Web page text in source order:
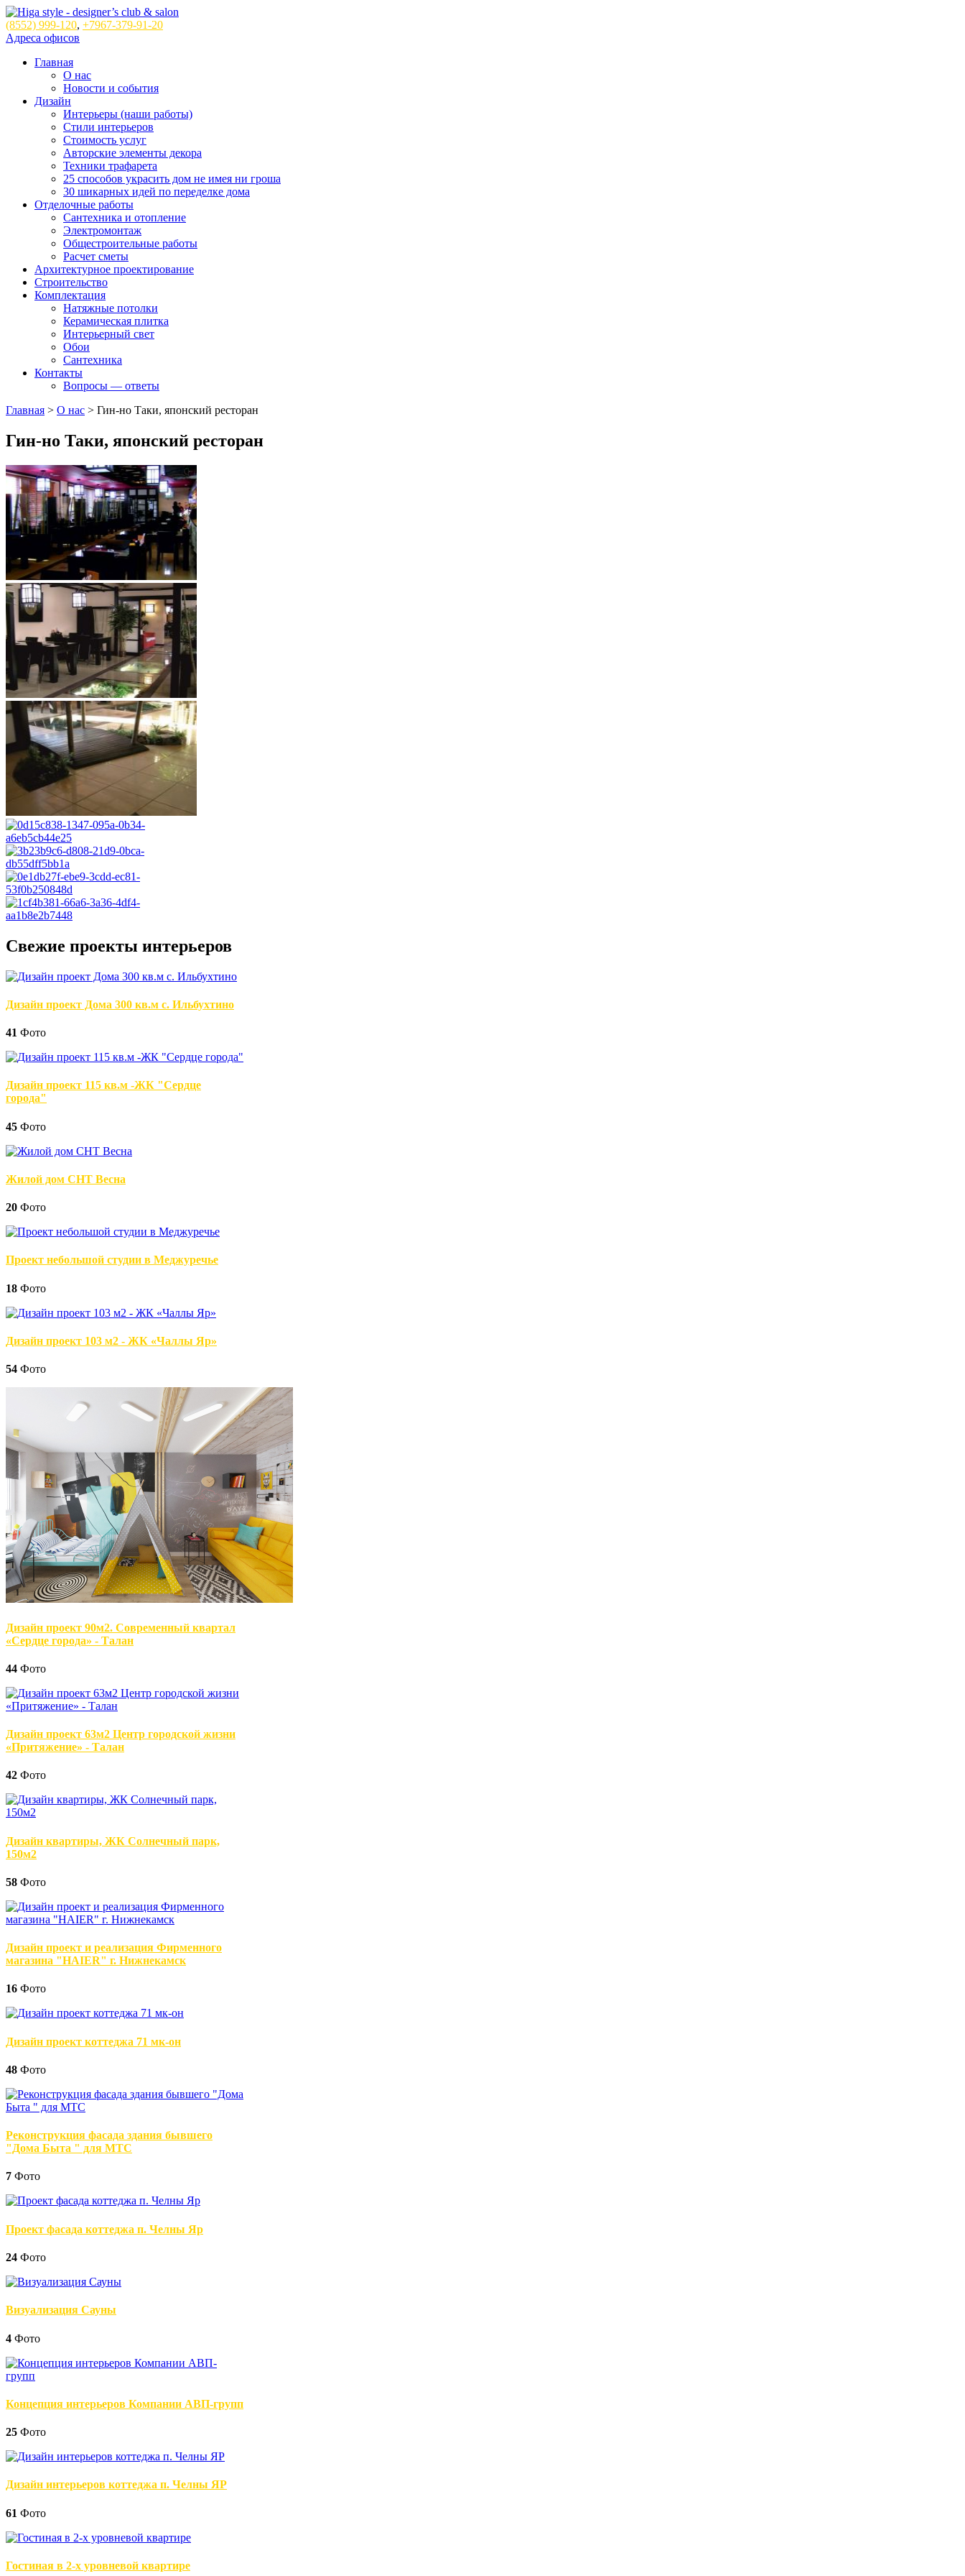
(8552) 999-120, +7967-379-91-20
Адреса офисов
Главная
О нас
Новости и события
Дизайн
Интерьеры (наши работы)
Стили интерьеров
Стоимость услуг
Авторские элементы декора
Техники трафарета
25 способов украсить дом не имея ни гроша
30 шикарных идей по переделке дома
Отделочные работы
Сантехника и отопление
Электромонтаж
Общестроительные работы
Расчет сметы
Архитектурное проектирование
Строительство
Комплектация
Натяжные потолки
Керамическая плитка
Интерьерный свет
Обои
Сантехника
Контакты
Вопросы — ответы
Главная > О нас > Гин-но Таки, японский ресторан
Гин-но Таки, японский ресторан
Свежие проекты интерьеров
Дизайн проект Дома 300 кв.м с. Ильбухтино
41 Фото
Дизайн проект 115 кв.м -ЖК "Сердце
города"
45 Фото
Жилой дом СНТ Весна
20 Фото
Проект небольшой студии в Меджуречье
18 Фото
Дизайн проект 103 м2 - ЖК «Чаллы Яр»
54 Фото
Дизайн проект 90м2. Современный квартал
«Сердце города» - Талан
44 Фото
Дизайн проект 63м2 Центр городской жизни
«Притяжение» - Талан
42 Фото
Дизайн квартиры, ЖК Солнечный парк,
150м2
58 Фото
Дизайн проект и реализация Фирменного
магазина "HAIER" г. Нижнекамск
16 Фото
Дизайн проект коттеджа 71 мк-он
48 Фото
Реконструкция фасада здания бывшего
"Дома Быта " для МТС
7 Фото
Проект фасада коттеджа п. Челны Яр
24 Фото
Визуализация Сауны
4 Фото
Концепция интерьеров Компании АВП-групп
25 Фото
Дизайн интерьеров коттеджа п. Челны ЯР
61 Фото
Гостиная в 2-х уровневой квартире